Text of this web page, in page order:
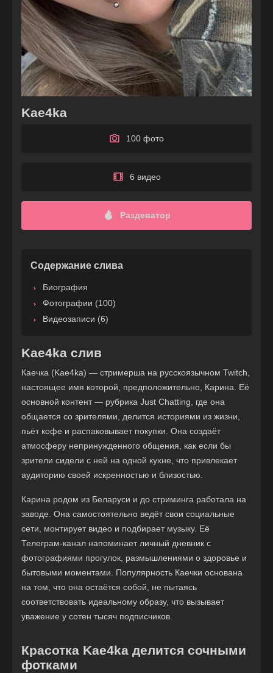
Kae4ka
100 фото
6 видео
Раздеватор
Содержание слива
Биография
Фотографии (100)
Видеозаписи (6)
Kae4ka слив
Каечка (Kae4ka) — стримерша на русскоязычном Twitch,
настоящее имя которой, предположительно, Карина. Её
основной контент — рубрика Just Chatting, где она
общается со зрителями, делится историями из жизни,
пьёт кофе и распаковывает покупки. Она создаёт
атмосферу непринужденного общения, как если бы
зрители сидели с ней на одной кухне, что привлекает
аудиторию своей искренностью и близостью.
Карина родом из Беларуси и до стриминга работала на
заводе. Она самостоятельно ведёт свои социальные
сети, монтирует видео и подбирает музыку. Её
Телеграм-канал напоминает личный дневник с
фотографиями прогулок, размышлениями о здоровье и
бытовыми моментами. Популярность Каечки основана
на том, что она остаётся собой, не пытаясь
соответствовать идеальному образу, что вызывает
уважение у сотен тысяч подписчиков.
Красотка Kae4ka делится сочными
фотками